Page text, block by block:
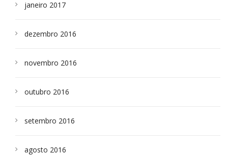
janeiro 2017
dezembro 2016
novembro 2016
outubro 2016
setembro 2016
agosto 2016